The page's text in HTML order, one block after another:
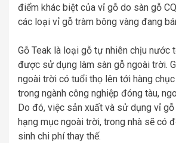
điểm khác biệt của vỉ gỗ do sàn gỗ
các loại vỉ gỗ tràm bông vàng đang
Gỗ Teak là loại gỗ tự nhiên chịu nước
được sử dụng làm sàn gỗ ngoài trời.
ngoài trời có tuổi thọ lên tới hàng
trong ngành công nghiệp đóng tàu,
Do đó, việc sản xuất và sử dụng vỉ gỗ
hạng mục ngoài trời, trong nhà sẽ có
sinh chi phí thay thế.